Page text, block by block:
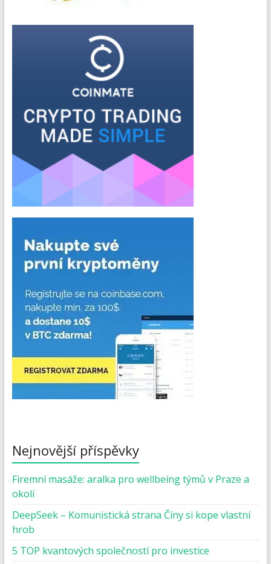
Nejnovější příspěvky
Firemní masáže: aralka pro wellbeing týmů v Praze a
okolí
DeepSeek – Komunistická strana Číny si kope vlastní
hrob
5 TOP kvantových společností pro investice